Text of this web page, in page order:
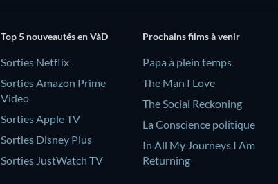
Top 5 nouveautés en VàD
Sorties Netflix
Sorties Amazon Prime
Video
Sorties Apple TV
Sorties Disney Plus
Sorties JustWatch TV
Prochains films à venir
‎Papa à plein temps
The Man I Love
The Social Reckoning
La Conscience politique
In All My Journeys I Am
Returning